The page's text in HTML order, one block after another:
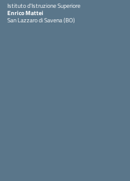
Istituto d'Istruzione Superiore
Enrico Mattei
San Lazzaro di Savena (BO)